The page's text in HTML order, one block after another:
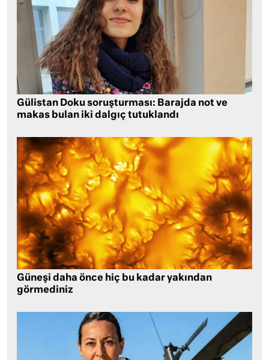
Gülistan Doku soruşturması: Barajda not ve
makas bulan iki dalgıç tutuklandı
Güneşi daha önce hiç bu kadar yakından
görmediniz